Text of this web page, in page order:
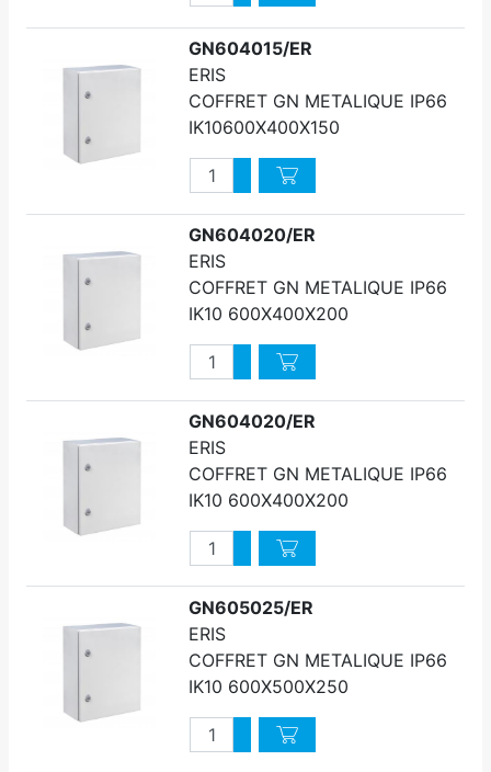
Diminuer quantité
GN604015/ER
ERIS
COFFRET GN METALIQUE IP66
IK10600X400X150
QuantitéAugmenter quantité
Diminuer quantité
GN604020/ER
ERIS
COFFRET GN METALIQUE IP66
IK10 600X400X200
QuantitéAugmenter quantité
Diminuer quantité
GN604020/ER
ERIS
COFFRET GN METALIQUE IP66
IK10 600X400X200
QuantitéAugmenter quantité
Diminuer quantité
GN605025/ER
ERIS
COFFRET GN METALIQUE IP66
IK10 600X500X250
QuantitéAugmenter quantité
Diminuer quantité